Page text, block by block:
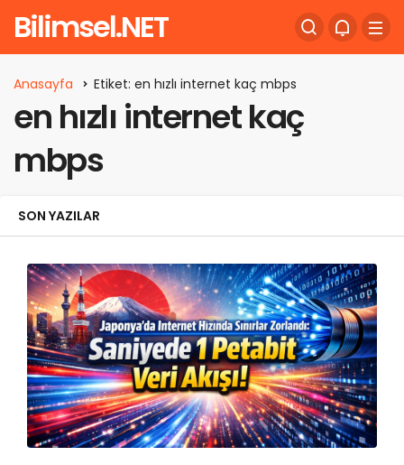
Bilimsel.NET
Anasayfa Etiket: en hızlı internet kaç mbps
en hızlı internet kaç
mbps
SON YAZILAR